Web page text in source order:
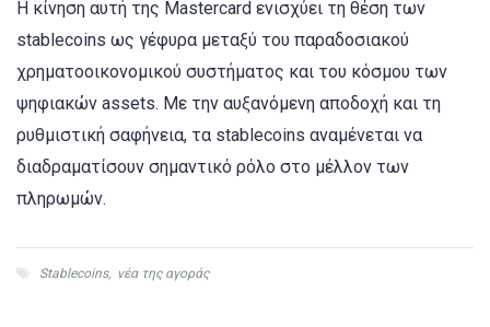
Η κίνηση αυτή της Mastercard ενισχύει τη θέση των
stablecoins ως γέφυρα μεταξύ του παραδοσιακού
χρηματοοικονομικού συστήματος και του κόσμου των
ψηφιακών assets. Με την αυξανόμενη αποδοχή και τη
ρυθμιστική σαφήνεια, τα stablecoins αναμένεται να
διαδραματίσουν σημαντικό ρόλο στο μέλλον των
πληρωμών.​
Stablecoins, νέα της αγοράς